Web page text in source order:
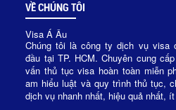
VỀ CHÚNG TÔI
Visa Á Âu
Chúng tôi là công ty dịch vụ visa
đầu tại TP. HCM. Chuyên cung
vấn thủ tục visa hoàn toàn miễn
am hiểu luật và quy trình thủ tục,
dịch vụ nhanh nhất, hiệu quả nhất,